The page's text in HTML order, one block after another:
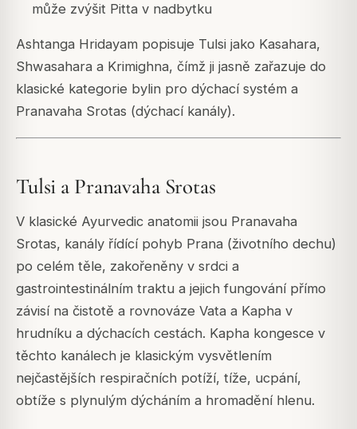
může zvýšit Pitta v nadbytku
Ashtanga Hridayam popisuje Tulsi jako Kasahara,
Shwasahara a Krimighna, čímž ji jasně zařazuje do
klasické kategorie bylin pro dýchací systém a
Pranavaha Srotas (dýchací kanály).
Tulsi a Pranavaha Srotas
V klasické Ayurvedic anatomii jsou Pranavaha
Srotas, kanály řídící pohyb Prana (životního dechu)
po celém těle, zakořeněny v srdci a
gastrointestinálním traktu a jejich fungování přímo
závisí na čistotě a rovnováze Vata a Kapha v
hrudníku a dýchacích cestách. Kapha kongesce v
těchto kanálech je klasickým vysvětlením
nejčastějších respiračních potíží, tíže, ucpání,
obtíže s plynulým dýcháním a hromadění hlenu.